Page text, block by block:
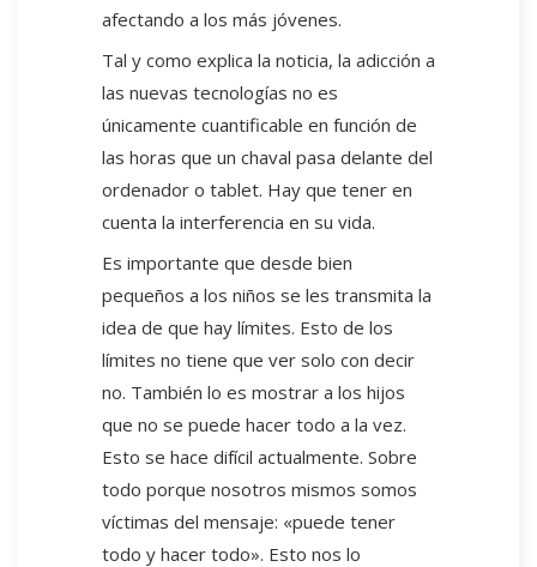
afectando a los más jóvenes.
Tal y como explica la noticia, la adicción a
las nuevas tecnologías no es
únicamente cuantificable en función de
las horas que un chaval pasa delante del
ordenador o tablet. Hay que tener en
cuenta la interferencia en su vida.
Es importante que desde bien
pequeños a los niños se les transmita la
idea de que hay límites. Esto de los
límites no tiene que ver solo con decir
no. También lo es mostrar a los hijos
que no se puede hacer todo a la vez.
Esto se hace difícil actualmente. Sobre
todo porque nosotros mismos somos
víctimas del mensaje: «puede tener
todo y hacer todo». Esto nos lo